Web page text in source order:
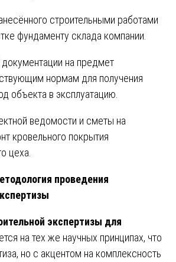
строительными работами
фундаменту склада компании.
на предмет
нормам для получения
объекта в эксплуатацию.
ведомости и сметы на
кровельного покрытия
цеха.
проведения
экспертизы для
на тех же научных принципах, что
но с акцентом на комплексность